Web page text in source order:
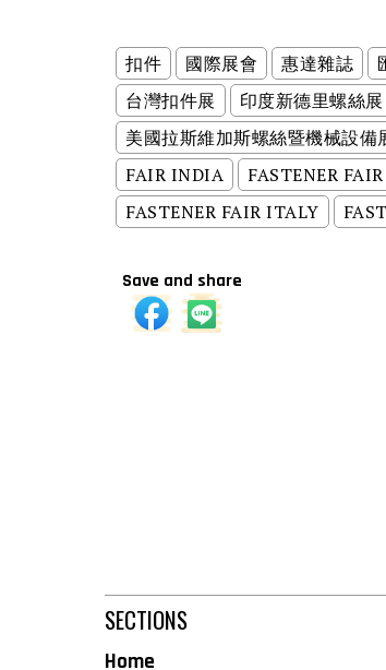
扣件 國際展會 惠達雜誌
台灣扣件展
印度新德里螺絲展
美國拉斯維加斯螺絲暨機械設備
FAIR INDIA
FASTENER
FASTENER FAIR ITALY
Save and share
SECTIONS
Home